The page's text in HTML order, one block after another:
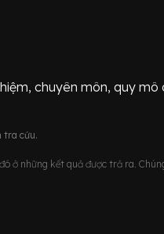
chuyên môn, quy
tra cứu.
ở những kết quả được trả ra.